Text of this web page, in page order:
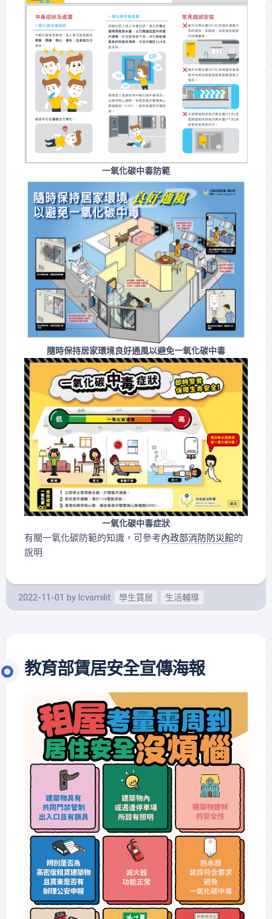
一氧化碳中毒防範
隨時保持居家環境良好通風以避免一氧化碳中毒
一氧化碳中毒症狀
有關一氧化碳防範的知識，可參考內政部消防防災館的
說明
2022-11-01 by lcvsmilit 學生賃居 生活輔導
教育部賃居安全宣傳海報